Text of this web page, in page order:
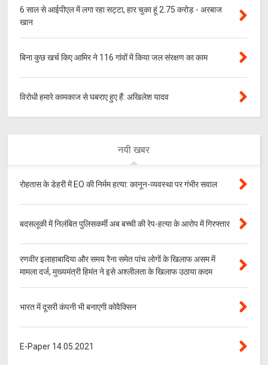
6 साल से आईपीएल में लगा रहा सट्टा, हार चुका हूं 2.75 करोड़ - अरबाज
खान
बिना कुछ खर्च किए आमिर ने 116 गांवों में किया जल संरक्षण का काम
विरोधी हमारे कामकाज से घबराए हुए हैं: अखिलेश यादव
नयी खबर
रोहतास के डेहरी में EO की निर्मम हत्या: कानून-व्यवस्था पर गंभीर सवाल
बदसलूकी में निलंबित पुलिसकर्मी अब बच्ची की रेप-हत्या के आरोप में गिरफ्तार
रणवीर इलाहाबादिया और समय रैना समेत पांच लोगों के खिलाफ असम में
मामला दर्ज, मुख्यमंत्री हिमंत ने इसे अश्लीलता के खिलाफ उठाया कदम
भारत में दूसरी कंपनी भी बनाएगी कोवैक्सिन
E-Paper 14.05.2021